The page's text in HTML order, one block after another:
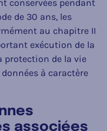
conservées pendant
de 30 ans, les
au chapitre II
exécution de la
protection de la vie
à caractère
associées